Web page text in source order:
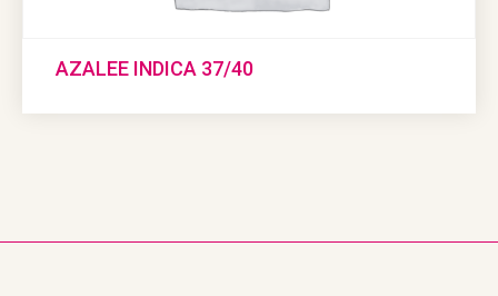
AZALEE INDICA 37/40